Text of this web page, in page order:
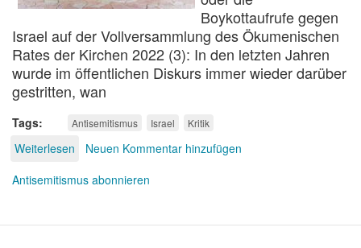
Boykottaufrufe gegen
Israel auf der Vollversammlung des Ökumenischen
Rates der Kirchen 2022 (3): In den letzten Jahren
wurde im öffentlichen Diskurs immer wieder darüber
gestritten, wan
Tags Antisemitismus Israel Kritik
Weiterlesen über
Kritik?
Neuen Kommentar hinzufügen
Antisemitismus abonnieren